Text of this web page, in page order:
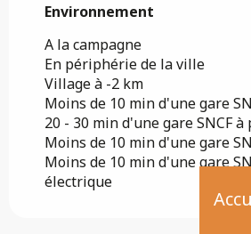
Environnement
Environnement
A la campagne
En périphérie de la ville
Village à -2 km
Moins de 10 min d'une gare
20 - 30 min d'une gare SNCF à
Moins de 10 min d'une gare
Moins de 10 min d'une gare
électrique